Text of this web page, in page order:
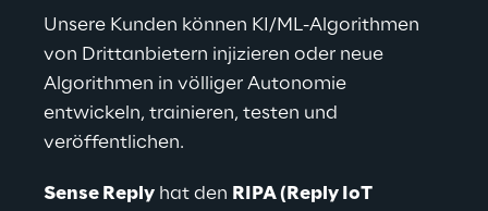
Unsere Kunden können KI/ML-Algorithmen
von Drittanbietern injizieren oder neue
Algorithmen in völliger Autonomie
entwickeln, trainieren, testen und
veröffentlichen.
Sense Reply hat den RIPA (Reply IoT